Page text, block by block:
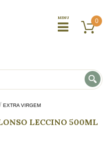
0
EXTRA VIRGEM
LECCINO 500ML